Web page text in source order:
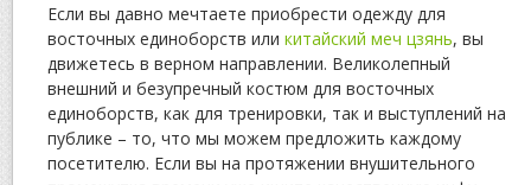
Если вы давно мечтаете приобрести одежду для
восточных единоборств или китайский меч цзянь, вы
движетесь в верном направлении. Великолепный
внешний и безупречный костюм для восточных
единоборств, как для тренировки, так и выступлений на
публике – то, что мы можем предложить каждому
посетителю. Если вы на протяжении внушительного